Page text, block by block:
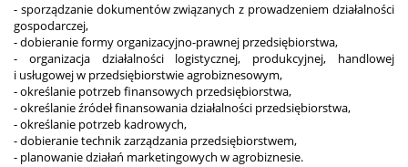
- sporządzanie dokumentów związanych z prowadzeniem działalności
gospodarczej,
- dobieranie formy organizacyjno-prawnej przedsiębiorstwa,
- organizacja działalności logistycznej, produkcyjnej, handlowej
i usługowej w przedsiębiorstwie agrobiznesowym,
- określanie potrzeb finansowych przedsiębiorstwa,
- określanie źródeł finansowania działalności przedsiębiorstwa,
- określanie potrzeb kadrowych,
- dobieranie technik zarządzania przedsiębiorstwem,
- planowanie działań marketingowych w agrobiznesie.